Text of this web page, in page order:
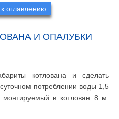
оглавлению
И ОПАЛУБКИ
котлована и сделать
потреблении воды 1,5
монтируемый в котлован 8 м.